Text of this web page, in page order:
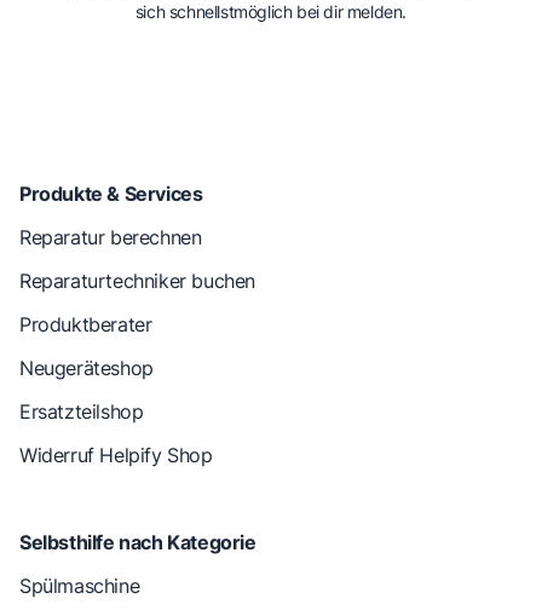
sich schnellstmöglich bei dir melden.
Produkte & Services
Reparatur berechnen
Reparaturtechniker buchen
Produktberater
Neugeräteshop
Ersatzteilshop
Widerruf Helpify Shop
Selbsthilfe nach Kategorie
Spülmaschine